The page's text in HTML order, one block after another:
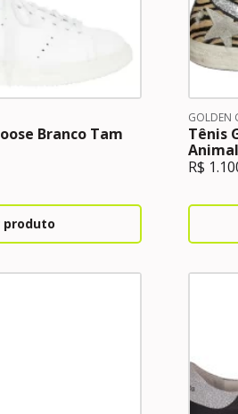
Branco Tam
produto
GOLDEN
Tênis
R$